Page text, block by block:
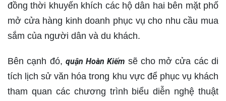
đồng thời khuyến khích các hộ dân hai bên mặt phố
mở cửa hàng kinh doanh phục vụ cho nhu cầu mua
sắm của người dân và du khách.
Bên cạnh đó, quận Hoàn Kiếm sẽ cho mở cửa các di
tích lịch sử văn hóa trong khu vực để phục vụ khách
tham quan các chương trình biểu diễn nghệ thuật